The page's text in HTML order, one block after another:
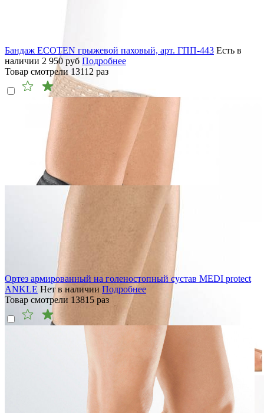
Бандаж ECOTEN грыжевой паховый, арт. ГПП-443 Есть в
наличии 2 950 руб Подробнее
Товар смотрели 13112 раз
Ортез армированный на голеностопный сустав MEDI protect
ANKLE Нет в наличии Подробнее
Товар смотрели 13815 раз